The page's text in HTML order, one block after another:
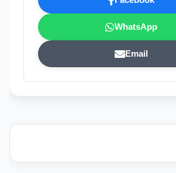
WhatsApp
Email